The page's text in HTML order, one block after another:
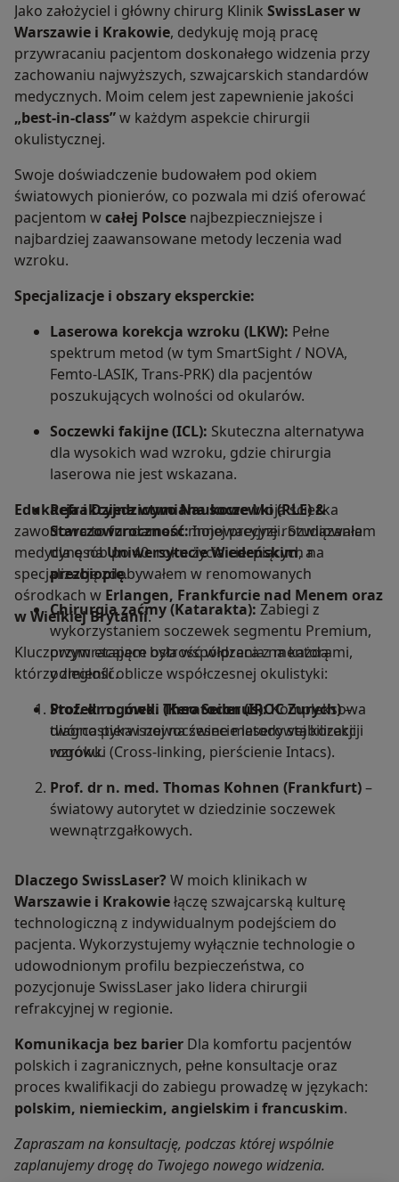
Jako założyciel i główny chirurg Klinik SwissLaser w
Warszawie i Krakowie, dedykuję moją pracę
przywracaniu pacjentom doskonałego widzenia przy
zachowaniu najwyższych, szwajcarskich standardów
medycznych. Moim celem jest zapewnienie jakości
„best-in-class”w każdym aspekcie chirurgii
okulistycznej.
Swoje doświadczenie budowałem pod okiem
światowych pionierów, co pozwala mi dziś oferować
pacjentom wcałej Polsce najbezpieczniejsze i
najbardziej zaawansowane metody leczenia wad
wzroku.
Specjalizacje i obszary eksperckie:
Laserowa korekcja wzroku (LKW): Pełne
spektrum metod (w tym SmartSight / NOVA,
Femto-LASIK, Trans-PRK) dla pacjentów
poszukujących wolności od okularów.
Soczewki fakijne (ICL): Skuteczna alternatywa
dla wysokich wad wzroku, gdzie chirurgia
laserowa nie jest wskazana.
Refrakcyjna wymiana soczewki (RLE) &
Starczowzroczność:Innowacyjne rozwiązania
dla osób po 40. roku życia cierpiących na
prezbiopię.
Chirurgia zaćmy (Katarakta): Zabiegi z
wykorzystaniem soczewek segmentu Premium,
przywracające ostrość widzenia na każdą
odległość.
Stożek rogówki (Keratoconus):Kompleksowa
diagnostyka i nowoczesne metody stabilizacji
rogówki (Cross-linking, pierścienie Intacs).
Edukacja i Dziedzictwo NaukoweMoja ścieżka
zawodowa to fundament mojej precyzji. Studiowałem
medycynę naUniwersytecie Wiedeńskim, a
specjalizację zdobywałem w renomowanych
ośrodkach w Erlangen, Frankfurcie nad Menem oraz
w Wielkiej Brytanii.
Kluczowym etapem była współpraca z mentorami,
którzy zmienili oblicze współczesnej okulistyki:
Prof. dr n. med. Theo Seiler (IROC Zurych)–
twórca pierwszej na świecie laserowej korekcji
wzroku.
Prof. dr n. med. Thomas Kohnen (Frankfurt)–
światowy autorytet w dziedzinie soczewek
wewnątrzgałkowych.
Dlaczego SwissLaser? W moich klinikach w
Warszawie i Krakowiełączę szwajcarską kulturę
technologiczną z indywidualnym podejściem do
pacjenta. Wykorzystujemy wyłącznie technologie o
udowodnionym profilu bezpieczeństwa, co
pozycjonuje SwissLaser jako lidera chirurgii
refrakcyjnej w regionie.
Komunikacja bez barier Dla komfortu pacjentów
polskich i zagranicznych, pełne konsultacje oraz
proces kwalifikacji do zabiegu prowadzę w językach:
polskim, niemieckim, angielskim i francuskim.
Zapraszam na konsultację, podczas której wspólnie
zaplanujemy drogę do Twojego nowego widzenia.